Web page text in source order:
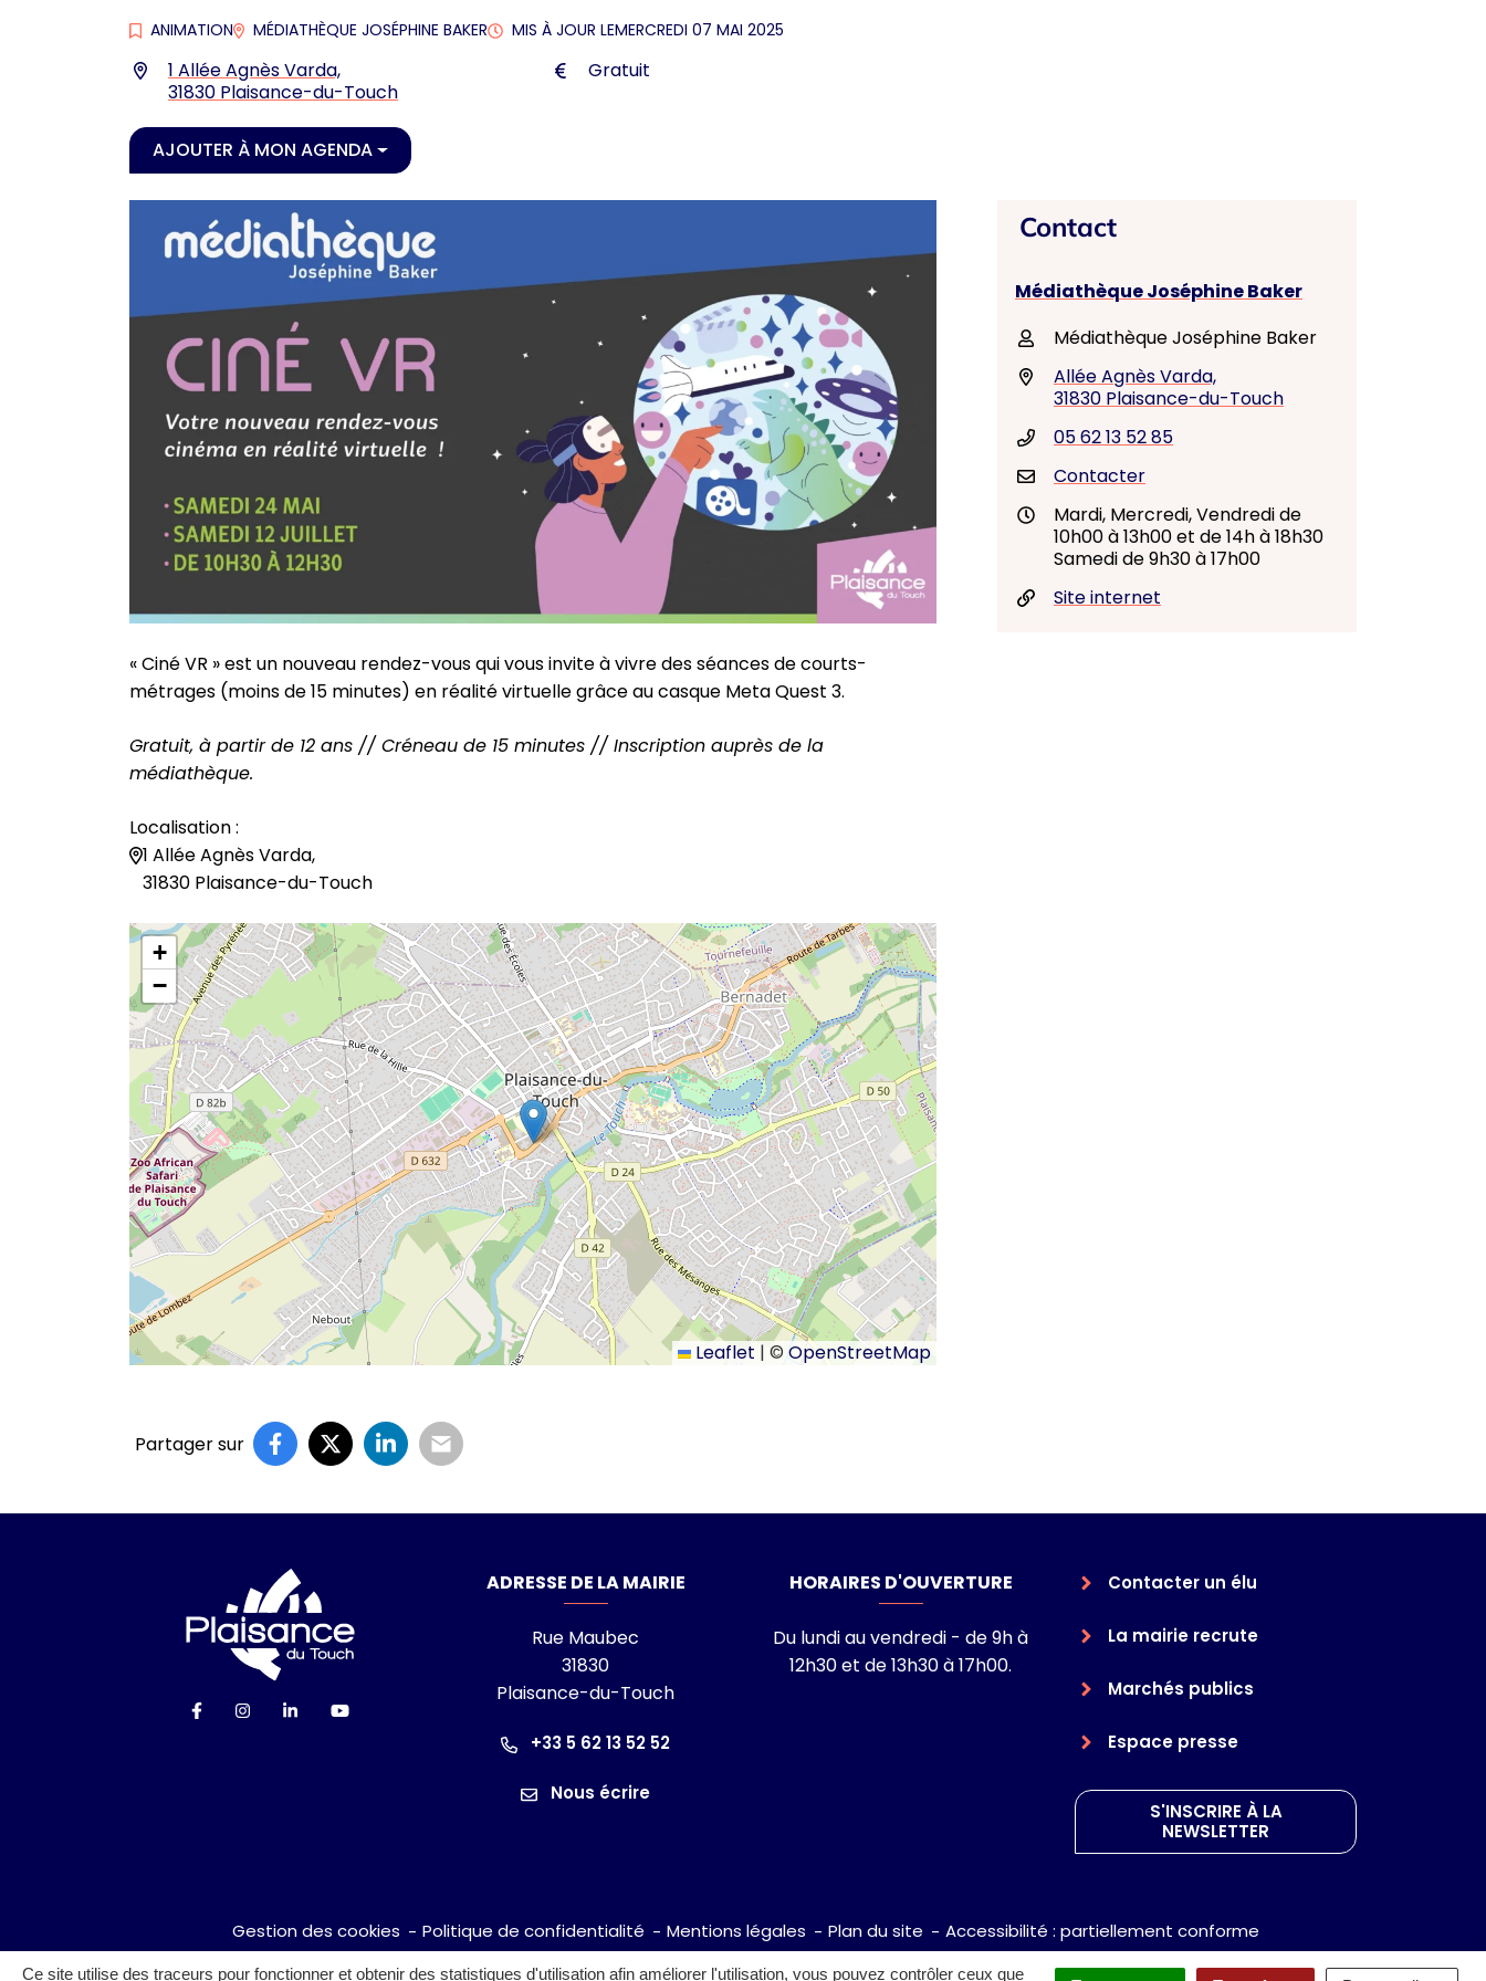
Ce site utilise des traceurs pour fonctionner et obtenir des statistiques d'utilisation afin améliorer l'utilisation, vous pouvez contrôler ceux que
ANIMATION MÉDIATHÈQUE JOSÉPHINE BAKER MIS À JOUR LEMERCREDI 07 MAI 2025
Infos utiles
1 Allée Agnès Varda,
31830 Plaisance-du-Touch
Gratuit
AJOUTER À MON AGENDA
« Ciné VR » est un nouveau rendez-vous qui vous invite à vivre des séances de courts-
métrages (moins de 15 minutes) en réalité virtuelle grâce au casque Meta Quest 3.
Gratuit, à partir de 12 ans // Créneau de 15 minutes // Inscription auprès de la
médiathèque.
Localisation :
1 Allée Agnès Varda,
31830 Plaisance-du-Touch
+
−
Leaflet | © OpenStreetMap
Contact
Médiathèque Joséphine Baker
Médiathèque Joséphine Baker
Allée Agnès Varda,
31830 Plaisance-du-Touch
05 62 13 52 85
Contacter
Mardi, Mercredi, Vendredi de
10h00 à 13h00 et de 14h à 18h30
Samedi de 9h30 à 17h00
Site internet
Partager sur
Logo Ville de Plaisance-du-Touch
Lien vers le compte Facebook
Lien vers le compte Instagram
Lien vers le compte Linkedin
Lien vers la chaîne Youtube
ADRESSE DE LA MAIRIE
Rue Maubec
31830
Plaisance-du-Touch
+33 5 62 13 52 52
Nous écrire
HORAIRES D'OUVERTURE
Du lundi au vendredi - de 9h à
12h30 et de 13h30 à 17h00.
Contacter un élu
La mairie recrute
Marchés publics
Espace presse
S'INSCRIRE À LA
NEWSLETTER
Gestion des cookies Politique de confidentialité Mentions légales Plan du site Accessibilité : partiellement conforme